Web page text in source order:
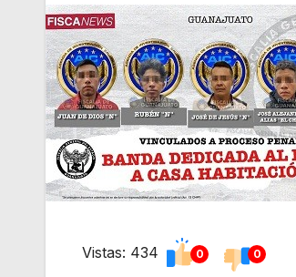
Vistas: 434 0 0